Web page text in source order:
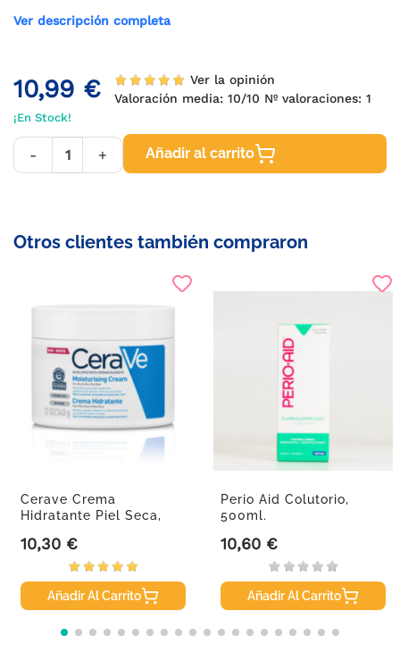
Ver descripción completa
10,99 €
Ver la opinión
Valoración media: 10/10 Nº valoraciones: 1
¡En Stock!
- + Añadir al carrito
Otros clientes también compraron
Cerave Crema
Hidratante Piel Seca,
Precio
10,30 €
Añadir Al Carrito
Perio Aid Colutorio,
500ml.
Precio
10,60 €
Añadir Al Carrito